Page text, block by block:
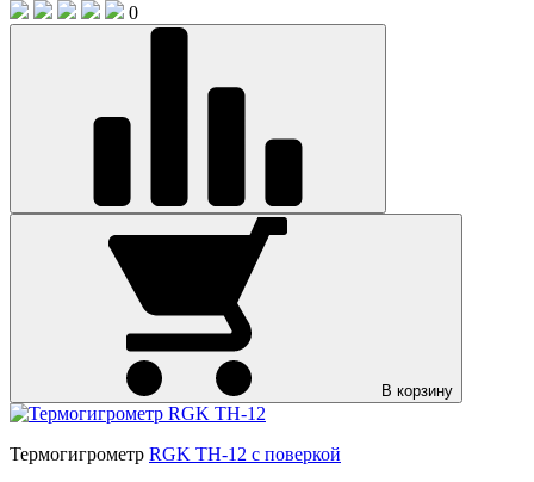
0
В корзину
Термогигрометр RGK TH-12 с поверкой